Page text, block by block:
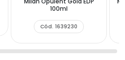
100ml
Cód. 1639230